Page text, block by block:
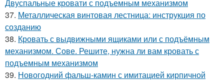
Двуспальные кровати с подъемным механизмом
37. Металлическая винтовая лестница: инструкция по
созданию
38. Кровать с выдвижными ящиками или с подъёмным
механизмом. Сове. Решите, нужна ли вам кровать с
подъемным механизмом
39. Новогодний фальш-камин с имитацией кирпичной